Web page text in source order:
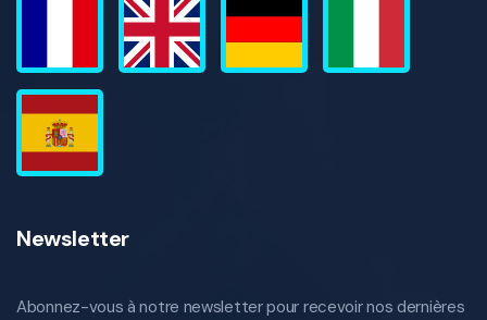
Newsletter
Abonnez-vous à notre newsletter pour recevoir nos dernières